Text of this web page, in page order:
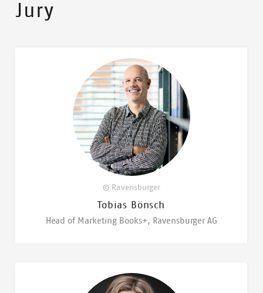
Jury
© Ravensburger
Tobias Bönsch
Head of Marketing Books+, Ravensburger AG